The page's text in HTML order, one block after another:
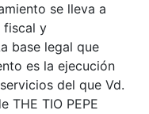
se lleva a
fiscal y
base legal que
es la ejecución
del que Vd.
THE TIO PEPE